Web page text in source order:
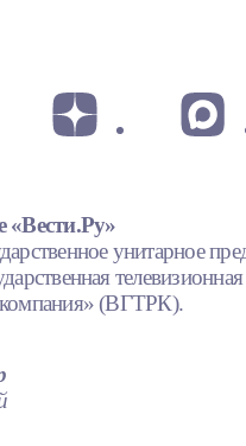
«Вести.Ру»
унитарное
компания» (ВГТРК).